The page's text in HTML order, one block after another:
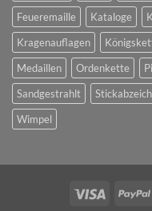
Feueremaille
Kataloge
Kragenauflagen
Medaillen
Ordenkette
Sandgestrahlt
Wimpel
Visa